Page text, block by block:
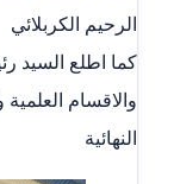
الرحيم الكربلائي
كما اطلع السيد
والاقسام العلمية
النهائية